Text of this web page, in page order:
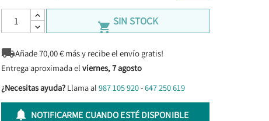
 SIN STOCK
Añade70,00€ más y recibe el envío gratis!
Entrega aproximada el viernes, 7 agosto
¿Necesitas ayuda? Llama al 987 105 920-647 250 619
 NOTIFICARME CUANDO ESTÉ DISPONIBLE